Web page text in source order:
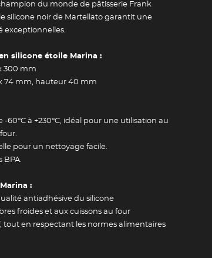
du monde de pâtisserie Frank
silicone noir de Martellato garantit une
exceptionnelles.
silicone étoile Marina :
300 mm
74 mm, hauteur 40 mm
60°C à +230°C, idéal pour une utilisation au
pour un nettoyage facile.
BPA.
:
antiadhésive du silicone
froides et aux cuissons au four
tout en respectant les normes alimentaires
des tailles